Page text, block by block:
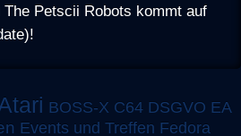
Petscii Robots kommt auf
BOSS-X C64 DSGVO EA
Events und Treffen Fedora